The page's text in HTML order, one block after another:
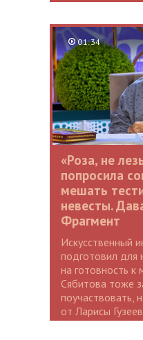
01:34
«Роза, не
попросила
мешать
невесты.
Фрагмент
Искусственный
подготовил для
на готовность к
Сябитова тоже
поучаствовать,
от Ларисы